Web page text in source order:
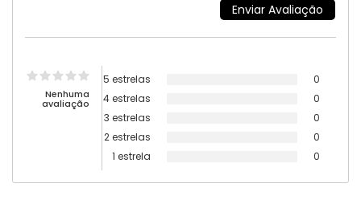
Nenhuma
avaliação
5 estrelas
0
4 estrelas
0
3 estrelas
0
2 estrelas
0
1 estrela
0